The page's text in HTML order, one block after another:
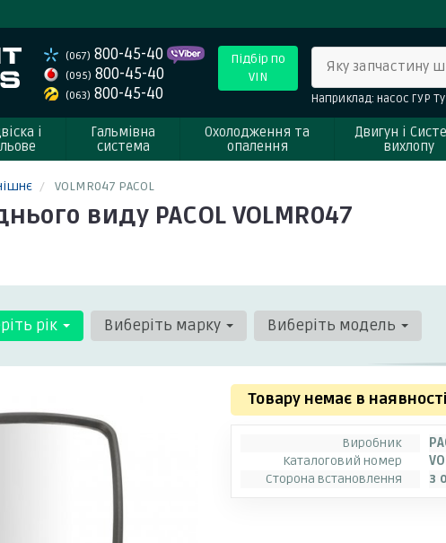
(067) 800-45-40
(095) 800-45-40
(063) 800-45-40
Підбір по
VIN
Яку запчастину
Наприклад: насос ГУР
і
Гальмівна
система
Охолодження та
опалення
Двигун і
вихлопу
VOLMR047 PACOL
виду PACOL VOLMR047
рік Виберіть марку Виберіть модель
Товару немає в
Виробник
Каталоговий номер
Сторона встановлення
з